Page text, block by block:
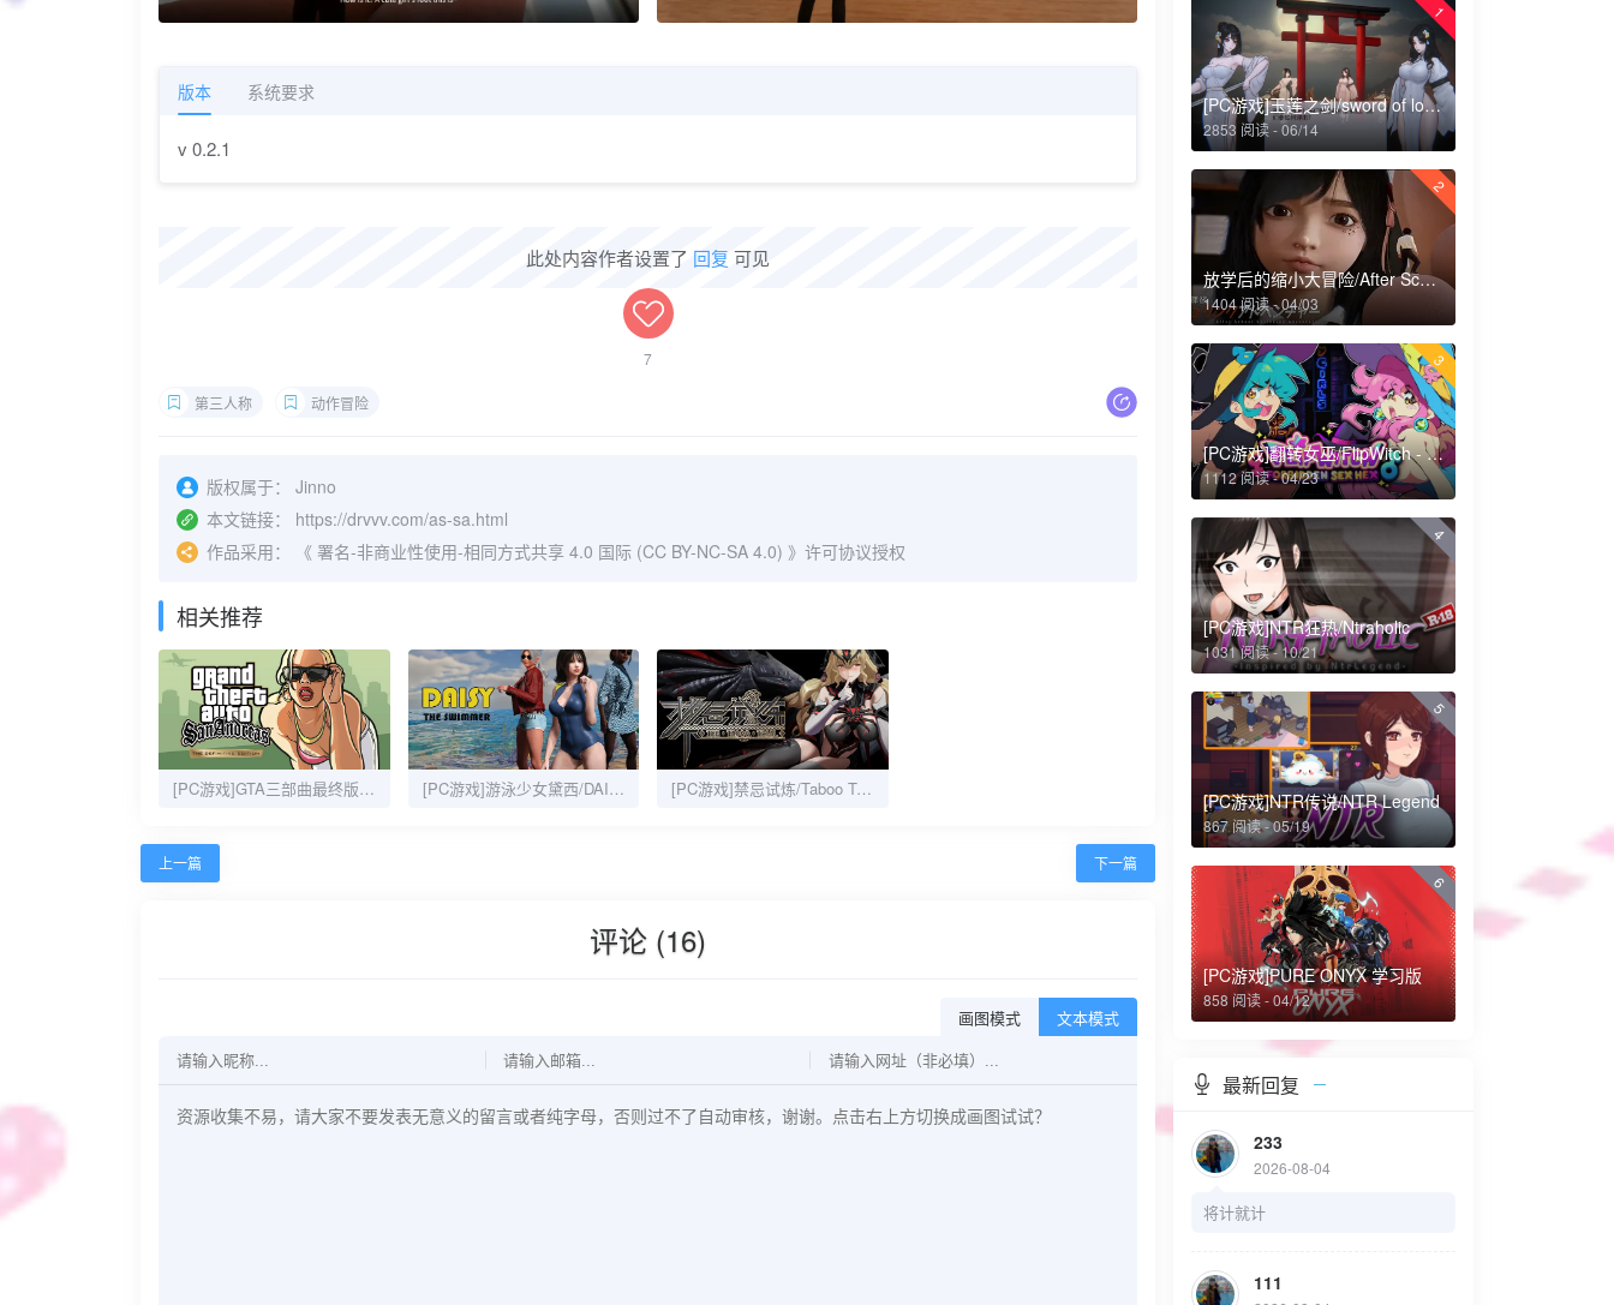
版本 系统要求
v 0.2.1
此处内容作者设置了 回复 可见
7
第三人称 动作冒险
版权属于：
Jinno
本文链接：
https://drvvv.com/as-sa.html
作品采用：
《 署名-非商业性使用-相同方式共享 4.0 国际 (CC BY-NC-SA 4.0) 》许可协议授权
相关推荐
[PC游戏]GTA三部曲最终版/GRAND THEFT AUTO: THE TRILOGY [PC游戏]游泳少女黛西/DAISY THE SWIMMER [PC游戏]禁忌试炼/Taboo Trial
上一篇 下一篇
评论 (16)
画图模式 文本模式
1
[PC游戏]玉莲之剑/sword of lotus
2853 阅读 - 06/14
2
放学后的缩小大冒险/After School Shrinking Adventure
1404 阅读 - 04/03
3
[PC游戏]翻转女巫/FlipWitch - Forbidden Sex Hex
1112 阅读 - 04/23
4
[PC游戏]NTR狂热/Ntraholic
1031 阅读 - 10/21
5
[PC游戏]NTR传说/NTR Legend
867 阅读 - 05/19
6
[PC游戏]PURE ONYX 学习版
858 阅读 - 04/12
最新回复
233
2026-08-04
将计就计
111